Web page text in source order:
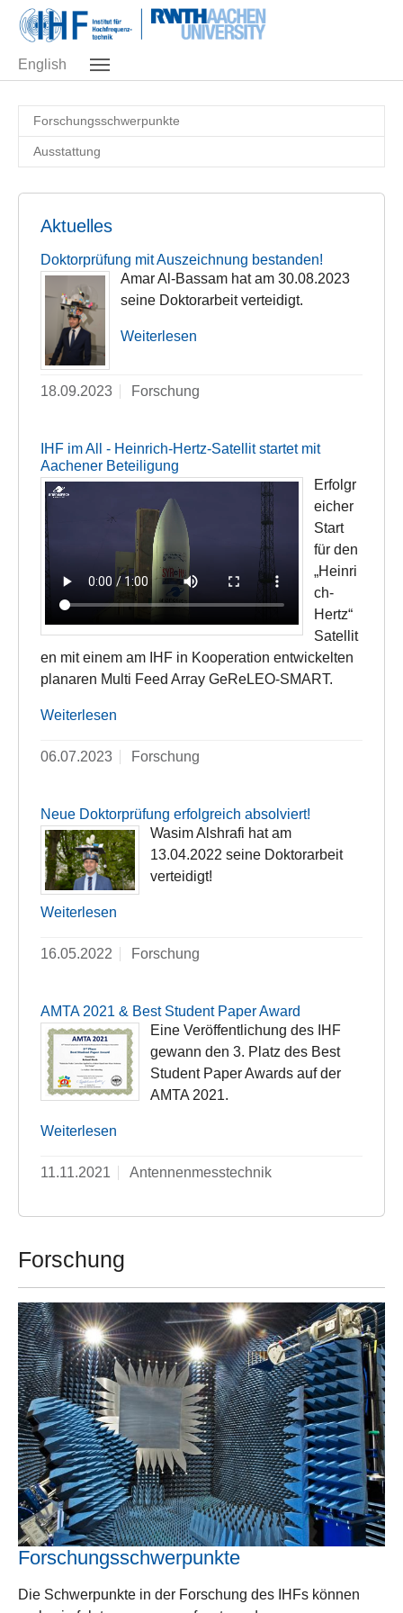
Skip to main navigation
Zum Hauptinhalt springen
Skip to page footer
English
Forschungsschwerpunkte
Ausstattung
Aktuelles
Doktorprüfung mit Auszeichnung bestanden!
Amar Al-Bassam hat am 30.08.2023
seine Doktorarbeit verteidigt.
Weiterlesen
18.09.2023 Forschung
IHF im All - Heinrich-Hertz-Satellit startet mit
Aachener Beteiligung
Erfolgr
eicher
Start
für den
„Heinri
ch-
Hertz“
Satellit
en mit einem am IHF in Kooperation entwickelten
planaren Multi Feed Array GeReLEO-SMART.
Weiterlesen
06.07.2023 Forschung
Neue Doktorprüfung erfolgreich absolviert!
Wasim Alshrafi hat am
13.04.2022 seine Doktorarbeit
verteidigt!
Weiterlesen
16.05.2022 Forschung
AMTA 2021 & Best Student Paper Award
Eine Veröffentlichung des IHF
gewann den 3. Platz des Best
Student Paper Awards auf der
AMTA 2021.
Weiterlesen
11.11.2021 Antennenmesstechnik
Forschung
Forschungsschwerpunkte
Die Schwerpunkte in der Forschung des IHFs können